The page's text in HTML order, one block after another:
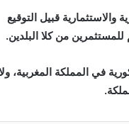
قبيل التوقيع
للمستثمرين من كلا البلدين.
في المملكة المغربية،